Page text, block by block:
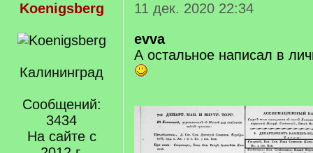
Koenigsberg
Калининград
Сообщений:
3434
На сайте с
11 дек. 2020 22:34
evva
А остальное написал в